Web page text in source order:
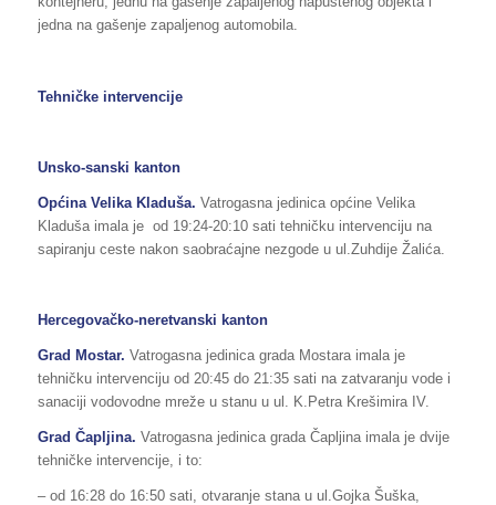
jedna na gašenje zapaljenog automobila.
Tehničke intervencije
Unsko-sanski kanton
Općina Velika Kladuša. Vatrogasna jedinica općine Velika
Kladuša imala je od 19:24-20:10 sati tehničku intervenciju na
sapiranju ceste nakon saobraćajne nezgode u ul.Zuhdije Žalića.
Hercegovačko-neretvanski kanton
Grad Mostar. Vatrogasna jedinica grada Mostara imala je
tehničku intervenciju od 20:45 do 21:35 sati na zatvaranju vode i
sanaciji vodovodne mreže u stanu u ul. K.Petra Krešimira IV.
Grad Čapljina. Vatrogasna jedinica grada Čapljina imala je dvije
tehničke intervencije, i to:
– od 16:28 do 16:50 sati, otvaranje stana u ul.Gojka Šuška,